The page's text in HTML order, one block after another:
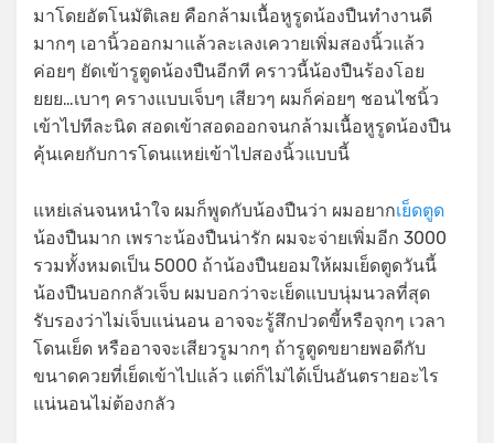
มาโดยอัตโนมัติเลย คือกล้ามเนื้อหูรูดน้องปืนทำงานดี
มากๆ เอานิ้วออกมาแล้วละเลงเควายเพิ่มสองนิ้วแล้ว
ค่อยๆ ยัดเข้ารูตูดน้องปืนอีกที คราวนี้น้องปืนร้องโอย
ยยย…เบาๆ ครางแบบเจ็บๆ เสียวๆ ผมก็ค่อยๆ ชอนไชนิ้ว
เข้าไปทีละนิด สอดเข้าสอดออกจนกล้ามเนื้อหูรูดน้องปืน
คุ้นเคยกับการโดนแหย่เข้าไปสองนิ้วแบบนี้
แหย่เล่นจนหนำใจ ผมก็พูดกับน้องปืนว่า ผมอยากเย็ดตูด
น้องปืนมาก เพราะน้องปืนน่ารัก ผมจะจ่ายเพิ่มอีก 3000
รวมทั้งหมดเป็น 5000 ถ้าน้องปืนยอมให้ผมเย็ดตูดวันนี้
น้องปืนบอกกลัวเจ็บ ผมบอกว่าจะเย็ดแบบนุ่มนวลที่สุด
รับรองว่าไม่เจ็บแน่นอน อาจจะรู้สึกปวดขี้หรือจุกๆ เวลา
โดนเย็ด หรืออาจจะเสียวรูมากๆ ถ้ารูตูดขยายพอดีกับ
ขนาดควยที่เย็ดเข้าไปแล้ว แต่ก็ไม่ได้เป็นอันตรายอะไร
แน่นอนไม่ต้องกลัว